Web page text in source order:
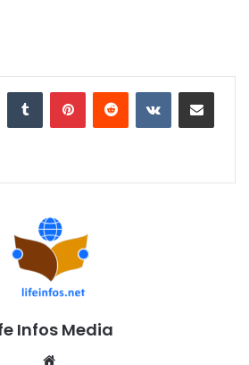
Infos Media